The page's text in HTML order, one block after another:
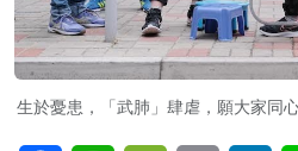
生於憂患，「武肺」肆虐，願大家同